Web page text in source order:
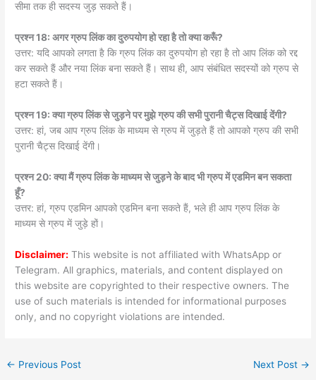
सीमा तक ही सदस्य जुड़ सकते हैं।
प्रश्न 18: अगर ग्रुप लिंक का दुरुपयोग हो रहा है तो क्या करूँ?
उत्तर: यदि आपको लगता है कि ग्रुप लिंक का दुरुपयोग हो रहा है तो आप लिंक को रद्द
कर सकते हैं और नया लिंक बना सकते हैं। साथ ही, आप संबंधित सदस्यों को ग्रुप से
हटा सकते हैं।
प्रश्न 19: क्या ग्रुप लिंक से जुड़ने पर मुझे ग्रुप की सभी पुरानी चैट्स दिखाई देंगी?
उत्तर: हां, जब आप ग्रुप लिंक के माध्यम से ग्रुप में जुड़ते हैं तो आपको ग्रुप की सभी
पुरानी चैट्स दिखाई देंगी।
प्रश्न 20: क्या मैं ग्रुप लिंक के माध्यम से जुड़ने के बाद भी ग्रुप में एडमिन बन सकता
हूँ?
उत्तर: हां, ग्रुप एडमिन आपको एडमिन बना सकते हैं, भले ही आप ग्रुप लिंक के
माध्यम से ग्रुप में जुड़े हों।
Disclaimer: This website is not affiliated with WhatsApp or
Telegram. All graphics, materials, and content displayed on
this website are copyrighted to their respective owners. The
use of such materials is intended for informational purposes
only, and no copyright violations are intended.
← Previous Post Next Post →